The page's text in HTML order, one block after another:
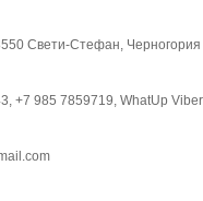
Свети-Стефан, Черногория
+7 985 7859719, WhatUp